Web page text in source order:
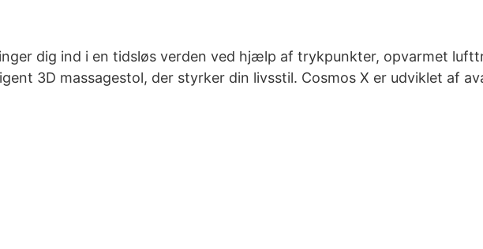
dig ind i en tidsløs verden ved hjælp af trykpunkter, opvarmet
3D massagestol, der styrker din livsstil. Cosmos X er udviklet af